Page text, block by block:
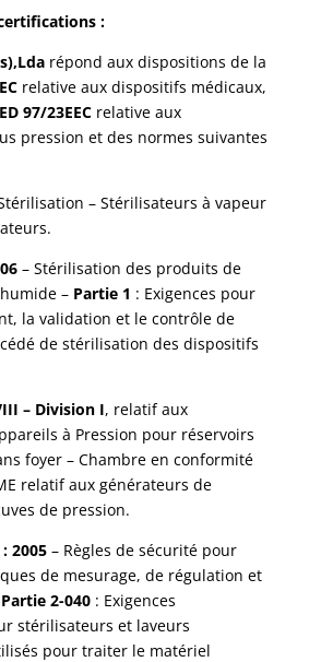
:
répond aux dispositions de la
relative aux dispositifs médicaux,
97/23EECrelative aux
pression et des normes suivantes
– Stérilisateurs à vapeur
– Stérilisation des produits de
– Partie 1 : Exigences pour
la validation et le contrôle de
de stérilisation des dispositifs
– Division I, relatif aux
à Pression pour réservoirs
foyer – Chambre en conformité
relatif aux générateurs de
de pression.
2005– Règles de sécurité pour
de mesurage, de régulation et
Partie 2-040: Exigences
stérilisateurs et laveurs
pour traiter le matériel